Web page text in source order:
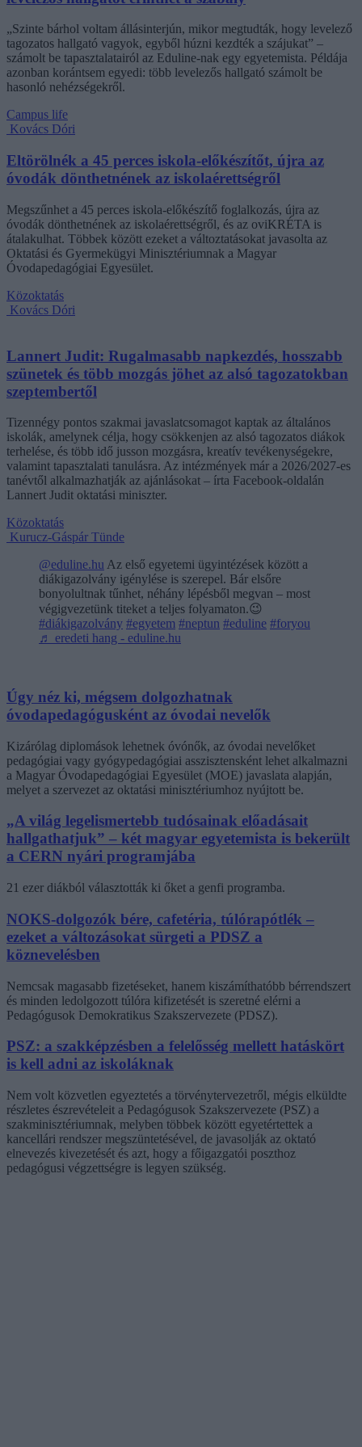
„Szinte bárhol voltam állásinterjún, mikor megtudták, hogy levelező
tagozatos hallgató vagyok, egyből húzni kezdték a szájukat” –
számolt be tapasztalatairól az Eduline-nak egy egyetemista. Példája
azonban korántsem egyedi: több levelezős hallgató számolt be
hasonló nehézségekről.
Campus life
Kovács Dóri
Eltörölnék a 45 perces iskola-előkészítőt, újra az
óvodák dönthetnének az iskolaérettségről
Megszűnhet a 45 perces iskola-előkészítő foglalkozás, újra az
óvodák dönthetnének az iskolaérettségről, és az oviKRÉTA is
átalakulhat. Többek között ezeket a változtatásokat javasolta az
Oktatási és Gyermekügyi Minisztériumnak a Magyar
Óvodapedagógiai Egyesület.
Közoktatás
Kovács Dóri
Lannert Judit: Rugalmasabb napkezdés, hosszabb
szünetek és több mozgás jöhet az alsó tagozatokban
szeptembertől
Tizennégy pontos szakmai javaslatcsomagot kaptak az általános
iskolák, amelynek célja, hogy csökkenjen az alsó tagozatos diákok
terhelése, és több idő jusson mozgásra, kreatív tevékenységekre,
valamint tapasztalati tanulásra. Az intézmények már a 2026/2027-es
tanévtől alkalmazhatják az ajánlásokat – írta Facebook-oldalán
Lannert Judit oktatási miniszter.
Közoktatás
Kurucz-Gáspár Tünde
@eduline.hu Az első egyetemi ügyintézések között a
diákigazolvány igénylése is szerepel. Bár elsőre
bonyolultnak tűnhet, néhány lépésből megvan – most
végigvezetünk titeket a teljes folyamaton.😉
#diákigazolvány #egyetem #neptun #eduline #foryou
♬ eredeti hang - eduline.hu
Úgy néz ki, mégsem dolgozhatnak
óvodapedagógusként az óvodai nevelők
Kizárólag diplomások lehetnek óvónők, az óvodai nevelőket
pedagógiai vagy gyógypedagógiai asszisztensként lehet alkalmazni
a Magyar Óvodapedagógiai Egyesület (MOE) javaslata alapján,
melyet a szervezet az oktatási minisztériumhoz nyújtott be.
„A világ legelismertebb tudósainak előadásait
hallgathatjuk” – két magyar egyetemista is bekerült
a CERN nyári programjába
21 ezer diákból választották ki őket a genfi programba.
NOKS-dolgozók bére, cafetéria, túlórapótlék –
ezeket a változásokat sürgeti a PDSZ a
köznevelésben
Nemcsak magasabb fizetéseket, hanem kiszámíthatóbb bérrendszert
és minden ledolgozott túlóra kifizetését is szeretné elérni a
Pedagógusok Demokratikus Szakszervezete (PDSZ).
PSZ: a szakképzésben a felelősség mellett hatáskört
is kell adni az iskoláknak
Nem volt közvetlen egyeztetés a törvénytervezetről, mégis elküldte
részletes észrevételeit a Pedagógusok Szakszervezete (PSZ) a
szakminisztériumnak, melyben többek között egyetértettek a
kancellári rendszer megszüntetésével, de javasolják az oktató
elnevezés kivezetését és azt, hogy a főigazgatói poszthoz
pedagógusi végzettségre is legyen szükség.